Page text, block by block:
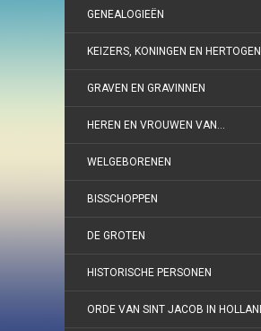
GENEALOGIEËN
KEIZERS, KONINGEN EN HERTOGEN
GRAVEN EN GRAVINNEN
HEREN EN VROUWEN VAN…
WELGEBORENEN
BISSCHOPPEN
DE GROTEN
HISTORISCHE PERSONEN
ORDE VAN SINT JACOB IN